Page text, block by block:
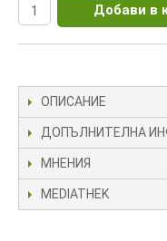
Добави в
ОПИСАНИЕ
ДОПЪЛНИТЕЛНА
МНЕНИЯ
MEDIATHEK